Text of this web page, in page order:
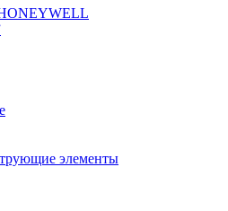
элементы